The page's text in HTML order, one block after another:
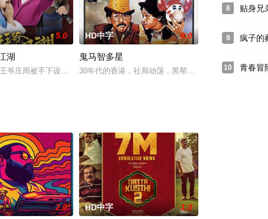
有女友未婚先孕的花花公子；更有音乐才子
的是腐败的官员和奸诈的农场主！根据著名畅销小说作家BradSmith
5.0
湖
爷庄周被手下设计的冒牌王爷顶替陷害，在逃跑途中被刺杀他的女侠客孙梦
HD中字 8.0
鬼马智多星
30年代的香港，社局动荡，黑帮林立。香港大亨胡老
2.0 HD中字 1.0
8 贴身兄
9 疯子的
10 青春冒